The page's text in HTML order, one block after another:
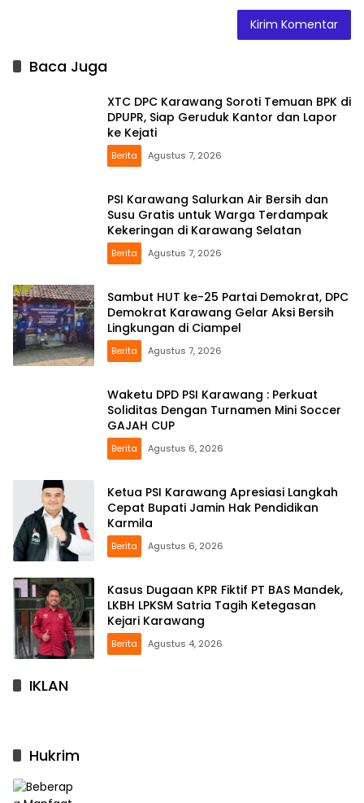
Baca Juga
XTC DPC Karawang Soroti Temuan BPK di
DPUPR, Siap Geruduk Kantor dan Lapor
ke Kejati
Berita Agustus 7, 2026
PSI Karawang Salurkan Air Bersih dan
Susu Gratis untuk Warga Terdampak
Kekeringan di Karawang Selatan
Berita Agustus 7, 2026
Sambut HUT ke-25 Partai Demokrat, DPC
Demokrat Karawang Gelar Aksi Bersih
Lingkungan di Ciampel
Berita Agustus 7, 2026
Waketu DPD PSI Karawang : Perkuat
Soliditas Dengan Turnamen Mini Soccer
GAJAH CUP
Berita Agustus 6, 2026
Ketua PSI Karawang Apresiasi Langkah
Cepat Bupati Jamin Hak Pendidikan
Karmila
Berita Agustus 6, 2026
Kasus Dugaan KPR Fiktif PT BAS Mandek,
LKBH LPKSM Satria Tagih Ketegasan
Kejari Karawang
Berita Agustus 4, 2026
IKLAN
Hukrim